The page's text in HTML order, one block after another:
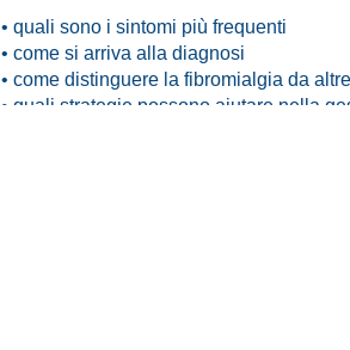
• quali sono i sintomi più frequenti
• come si arriva alla diagnosi
• come distinguere la fibromialgia da
• quali strategie possono aiutare nella